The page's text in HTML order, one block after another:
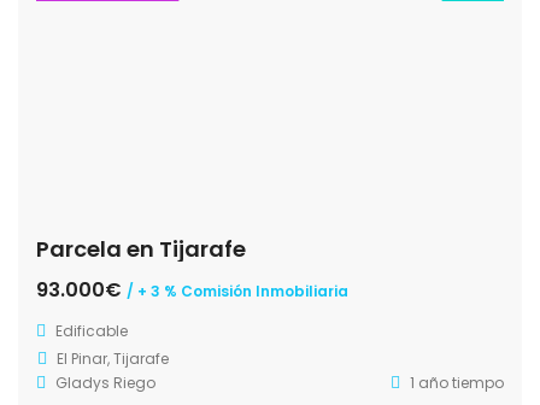
Parcela en Tijarafe
93.000€ / + 3 % Comisión Inmobiliaria
Edificable
El Pinar, Tijarafe
Gladys Riego
1 año tiempo